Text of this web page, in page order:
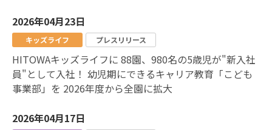
2026年04月23日
キッズライフ プレスリリース
HITOWAキッズライフに 88園、980名の5歳児が"新入社
員"として入社！ 幼児期にできるキャリア教育「こども
事業部」を 2026年度から全園に拡大
2026年04月17日